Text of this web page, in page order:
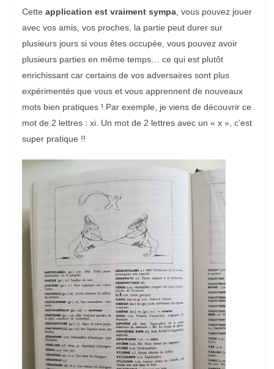
Cette application est vraiment sympa , vous pouvez jouer
avec vos amis, vos proches, la partie peut durer sur
plusieurs jours si vous êtes occupée, vous pouvez avoir
plusieurs parties en même temps… ce qui est plutôt
enrichissant car certains de vos adversaires sont plus
expérimentés que vous et vous apprennent de nouveaux
mots bien pratiques ! Par exemple, je viens de découvrir ce
mot de 2 lettres : xi. Un mot de 2 lettres avec un « x », c’est
super pratique !!